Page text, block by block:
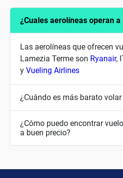
¿Cuales aerolíneas operan
Las aerolíneas que ofrecen
Lamezia Terme son Ryanair,
y Vueling Airlines
¿Cuándo es más barato
¿Cómo puedo encontrar
a buen precio?